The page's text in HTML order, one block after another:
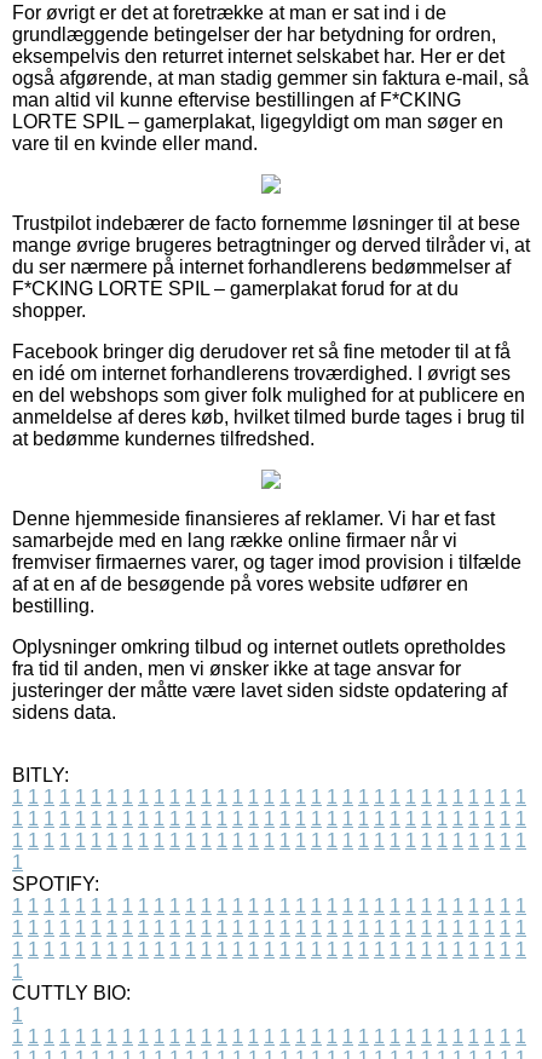
For øvrigt er det at foretrække at man er sat ind i de
grundlæggende betingelser der har betydning for ordren,
eksempelvis den returret internet selskabet har. Her er det
også afgørende, at man stadig gemmer sin faktura e-mail, så
man altid vil kunne eftervise bestillingen af F*CKING
LORTE SPIL – gamerplakat, ligegyldigt om man søger en
vare til en kvinde eller mand.
Trustpilot indebærer de facto fornemme løsninger til at bese
mange øvrige brugeres betragtninger og derved tilråder vi, at
du ser nærmere på internet forhandlerens bedømmelser af
F*CKING LORTE SPIL – gamerplakat forud for at du
shopper.
Facebook bringer dig derudover ret så fine metoder til at få
en idé om internet forhandlerens troværdighed. I øvrigt ses
en del webshops som giver folk mulighed for at publicere en
anmeldelse af deres køb, hvilket tilmed burde tages i brug til
at bedømme kundernes tilfredshed.
Denne hjemmeside finansieres af reklamer. Vi har et fast
samarbejde med en lang række online firmaer når vi
fremviser firmaernes varer, og tager imod provision i tilfælde
af at en af de besøgende på vores website udfører en
bestilling.
Oplysninger omkring tilbud og internet outlets opretholdes
fra tid til anden, men vi ønsker ikke at tage ansvar for
justeringer der måtte være lavet siden sidste opdatering af
sidens data.
BITLY:
1 1 1 1 1 1 1 1 1 1 1 1 1 1 1 1 1 1 1 1 1 1 1 1 1 1 1 1 1 1 1 1 1
1 1 1 1 1 1 1 1 1 1 1 1 1 1 1 1 1 1 1 1 1 1 1 1 1 1 1 1 1 1 1 1 1
1 1 1 1 1 1 1 1 1 1 1 1 1 1 1 1 1 1 1 1 1 1 1 1 1 1 1 1 1 1 1 1 1
1
SPOTIFY:
1 1 1 1 1 1 1 1 1 1 1 1 1 1 1 1 1 1 1 1 1 1 1 1 1 1 1 1 1 1 1 1 1
1 1 1 1 1 1 1 1 1 1 1 1 1 1 1 1 1 1 1 1 1 1 1 1 1 1 1 1 1 1 1 1 1
1 1 1 1 1 1 1 1 1 1 1 1 1 1 1 1 1 1 1 1 1 1 1 1 1 1 1 1 1 1 1 1 1
1
CUTTLY BIO:
1
1 1 1 1 1 1 1 1 1 1 1 1 1 1 1 1 1 1 1 1 1 1 1 1 1 1 1 1 1 1 1 1 1